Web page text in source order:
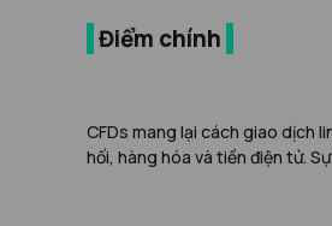
Điểm chính
CFDs mang lại cách giao dịch
hối, hàng hóa và tiền điện tử.